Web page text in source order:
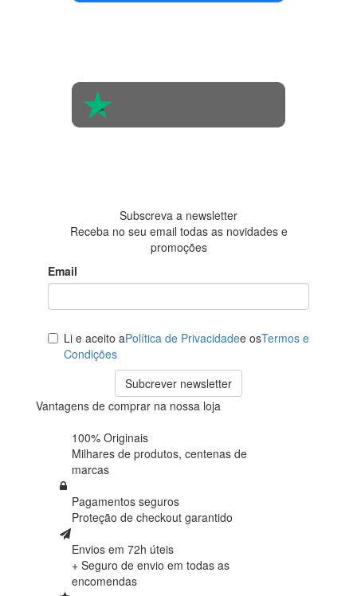
Subscreva a newsletter
Receba no seu email todas as novidades e
promoções
Email
Li e aceito aPolítica de Privacidadee osTermos e
Condições
Subcrever newsletter
Vantagens de comprar na nossa loja
100% Originais
Milhares de produtos, centenas de
marcas
Pagamentos seguros
Proteção de checkout garantido
Envios em 72h úteis
+ Seguro de envio em todas as
encomendas